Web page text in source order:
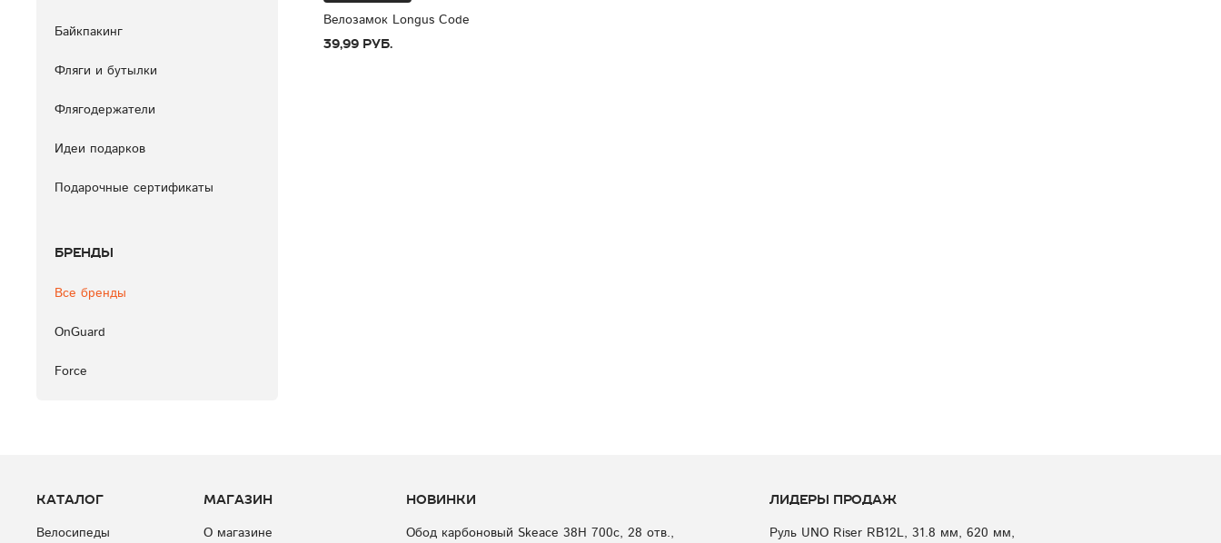
Байкпакинг
Фляги и бутылки
Флягодержатели
Идеи подарков
Подарочные сертификаты
Бренды
Все бренды
OnGuard
Force
Велозамок Longus Code
39,99 руб.
Каталог
Велосипеды
Магазин
О магазине
Новинки
Обод карбоновый Skeace 38H 700с, 28 отв.,
Лидеры продаж
Руль UNO Riser RB12L, 31.8 мм, 620 мм,